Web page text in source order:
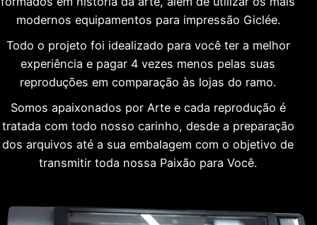
modernos equipamentos para impressão Giclée.
Todo o projeto foi idealizado para você ter a melhor
experiência e pagar 4 vezes menos pelas suas
reproduções em comparação às lojas do ramo.
Somos apaixonados por Arte e cada reprodução é
tratada com todo nosso carinho, desde a preparação
dos arquivos até a sua embalagem com o objetivo de
transmitir toda nossa Paixão para Você.